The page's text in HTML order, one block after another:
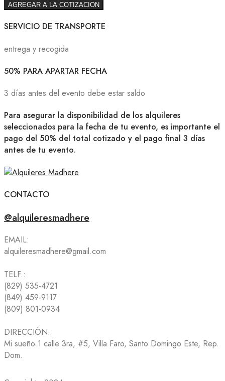
AGREGAR A LA COTIZACION
SERVICIO DE TRANSPORTE
entrega y recogida
50% PARA APARTAR FECHA
3 días antes del evento debe estar saldo
Para asegurar la disponibilidad de los alquileres
seleccionados para la fecha de tu evento, es importante el
pago del 50% del total cotizado y el pago final 3 días
antes de tu evento.
CONTACTO
@alquileresmadhere
EMAIL:
alquileresmadhere@gmail.com
TELF.:
(829) 535-4721
(849) 459-9117
(809) 801-0934
DIRECCIÓN:
Mi sueño 1 calle 3ra, #5, Villa Faro, Santo Domingo Este, Rep.
Dom.